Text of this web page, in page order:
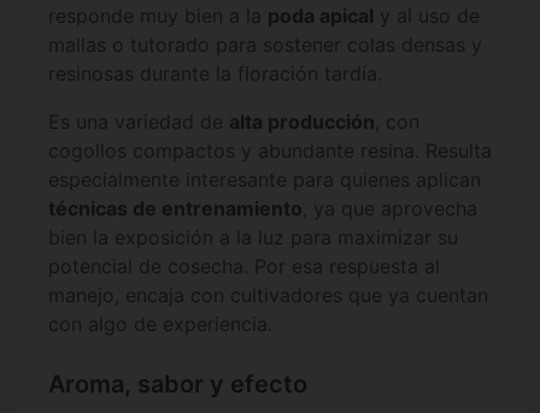
responde muy bien a la poda apical y al uso de
mallas o tutorado para sostener colas densas y
resinosas durante la floración tardía.
Es una variedad de alta producción , con
cogollos compactos y abundante resina. Resulta
especialmente interesante para quienes aplican
técnicas de entrenamiento , ya que aprovecha
bien la exposición a la luz para maximizar su
potencial de cosecha. Por esa respuesta al
manejo, encaja con cultivadores que ya cuentan
con algo de experiencia.
Aroma, sabor y efecto